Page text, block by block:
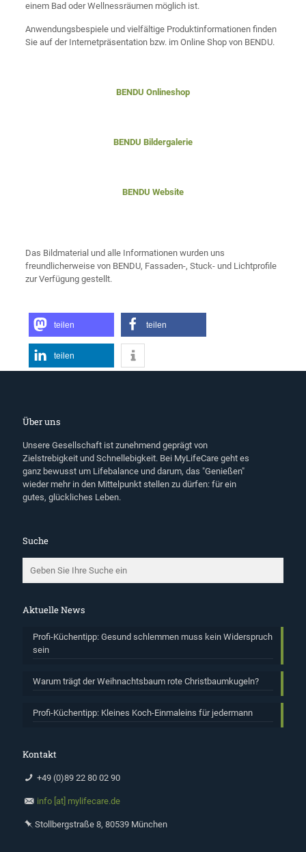
einem Bad oder Wellnessräumen möglich ist.
Anwendungsbespiele und vielfältige Produktinformationen finden
Sie auf der Internetpräsentation bzw. im Online Shop von BENDU.
BENDU Onlineshop
BENDU Bildergalerie
BENDU Website
Das Bildmaterial und alle Informationen wurden uns
freundlicherweise von BENDU, Fassaden-, Stuck- und Lichtprofile
zur Verfügung gestellt.
teilen teilen
teilen
Über uns
Unsere Gesellschaft ist zunehmend geprägt von
Zielstrebigkeit und Schnellebigkeit. Bei MyLifeCare geht es
ganz bewusst um Lifebalance und darum, das "Genießen"
wieder mehr in den Mittelpunkt stellen zu dürfen: für ein
gutes, glückliches Leben.
Suche
Aktuelle News
Profi-Küchentipp: Gesund schlemmen muss kein Widerspruch
sein
Warum trägt der Weihnachtsbaum rote Christbaumkugeln?
Profi-Küchentipp: Kleines Koch-Einmaleins für jedermann
Kontakt
+49 (0)89 22 80 02 90
info [at] mylifecare.de
Stollbergstraße 8, 80539 München